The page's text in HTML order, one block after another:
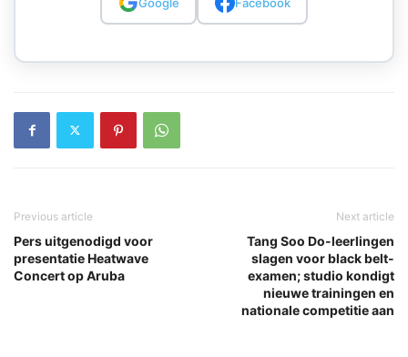
Previous article
Pers uitgenodigd voor
presentatie Heatwave
Concert op Aruba
Next article
Tang Soo Do-leerlingen
slagen voor black belt-
examen; studio kondigt
nieuwe trainingen en
nationale competitie aan